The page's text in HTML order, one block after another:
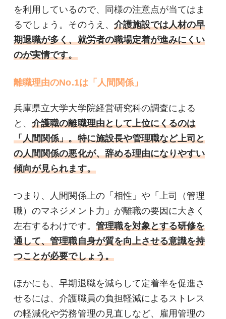
を利用しているので、同様の注意点が当てはま
るでしょう。そのうえ、 介護施設では人材の早
期退職が多く、就労者の職場定着が進みにくい
のが実情です。
離職理由のNo.1は「人間関係」
兵庫県立大学大学院経営研究科の調査による
と、介護職の離職理由として上位にくるのは
「人間関係」。特に施設長や管理職など上司と
の人間関係の悪化が、辞める理由になりやすい
傾向が見られます。
つまり、人間関係上の「相性」や「上司（管理
職）のマネジメント力」が離職の要因に大きく
左右するわけです。 管理職を対象とする研修を
通して、管理職自身が質を向上させる意識を持
つことが必要でしょう。
ほかにも、早期退職を減らして定着率を促進さ
せるには、介護職員の負担軽減によるストレス
の軽減化や労務管理の見直しなど、雇用管理の